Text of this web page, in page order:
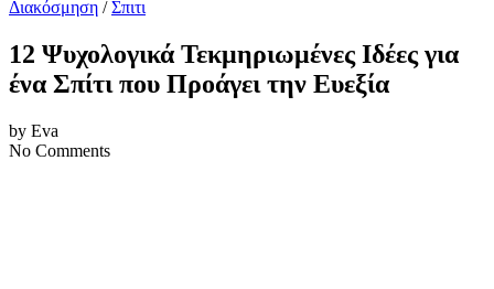
Διακόσμηση /Σπιτι
12 Ψυχολογικά Τεκμηριωμένες Ιδέες για
ένα Σπίτι που Προάγει την Ευεξία
by Eva
No Comments